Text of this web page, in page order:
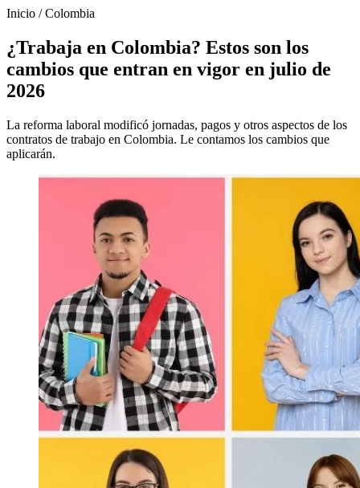
Inicio /Colombia
¿Trabaja en Colombia? Estos son los
cambios que entran en vigor en julio de
2026
La reforma laboral modificó jornadas, pagos y otros aspectos de los
contratos de trabajo en Colombia. Le contamos los cambios que
aplicarán.